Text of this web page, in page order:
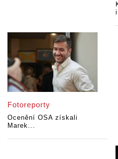
Fotoreporty
Ocenění OSA získali
Marek...